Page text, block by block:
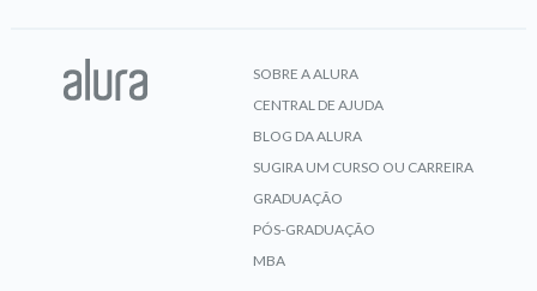
SOBRE A ALURA
CENTRAL DE AJUDA
BLOG DA ALURA
SUGIRA UM CURSO OU CARREIRA
GRADUAÇÃO
PÓS-GRADUAÇÃO
MBA